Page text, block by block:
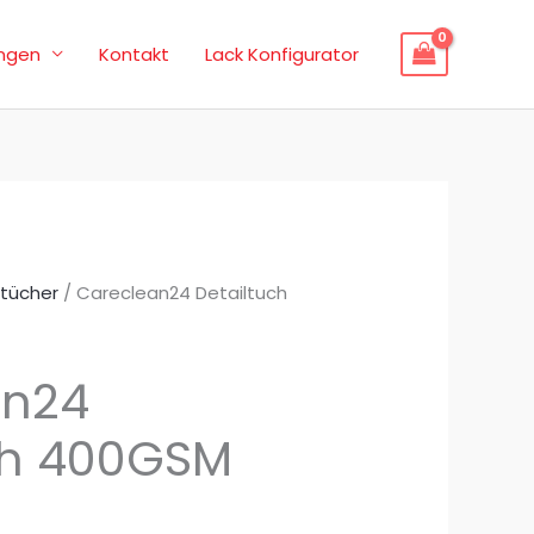
Kontakt Lack Konfigurator
/ Careclean24 Detailtuch
400GSM